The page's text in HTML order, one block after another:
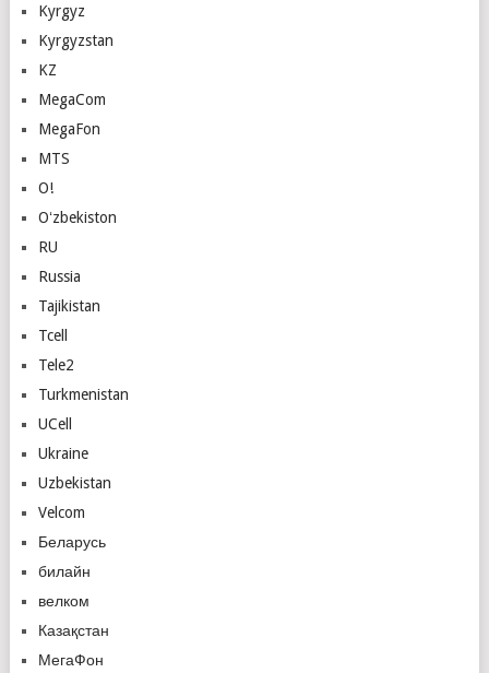
Kyrgyz
Kyrgyzstan
KZ
MegaCom
MegaFon
MTS
O!
Oʻzbekiston
RU
Russia
Tajikistan
Tcell
Tele2
Turkmenistan
UCell
Ukraine
Uzbekistan
Velcom
Беларусь
билайн
велком
Казақстан
МегаФон